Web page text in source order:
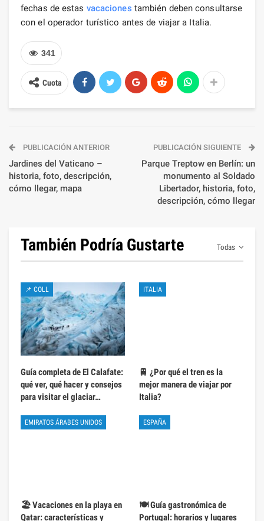
fechas de estas vacaciones también deben consultarse
con el operador turístico antes de viajar a Italia.
341
Cuota
PUBLICACIÓN ANTERIOR
Jardines del Vaticano –
historia, foto, descripción,
cómo llegar, mapa
PUBLICACIÓN SIGUIENTE
Parque Treptow en Berlín: un
monumento al Soldado
Libertador, historia, foto,
descripción, cómo llegar
Todas
También Podría Gustarte
📌 COLL
Guía completa de El Calafate:
qué ver, qué hacer y consejos
para visitar el glaciar…
ITALIA
🚆 ¿Por qué el tren es la
mejor manera de viajar por
Italia?
EMIRATOS ÁRABES UNIDOS
🏖️ Vacaciones en la playa en
Qatar: características y
ESPAÑA
🍽️ Guía gastronómica de
Portugal: horarios y lugares